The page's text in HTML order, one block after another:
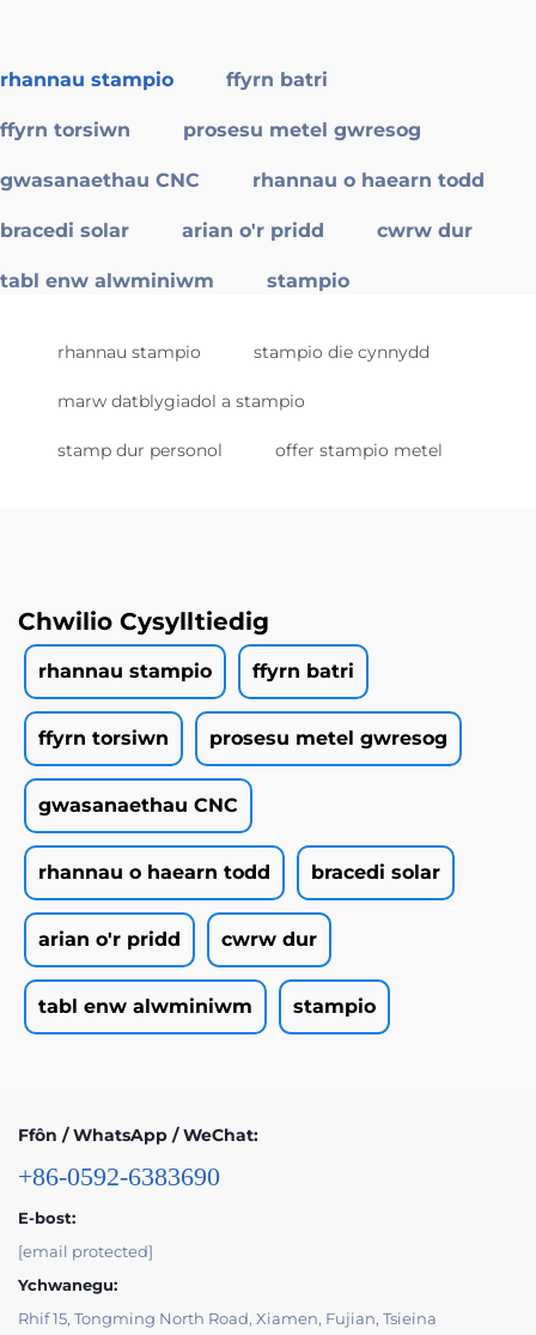
rhannau stampio ffyrn batri
ffyrn torsiwn prosesu metel gwresog
gwasanaethau CNC rhannau o haearn todd
bracedi solar arian o'r pridd cwrw dur
tabl enw alwminiwm stampio
rhannau stampio stampio die cynnydd
marw datblygiadol a stampio
stamp dur personol offer stampio metel
Chwilio Cysylltiedig
rhannau stampio ffyrn batri
ffyrn torsiwn prosesu metel gwresog
gwasanaethau CNC
rhannau o haearn todd bracedi solar
arian o'r pridd cwrw dur
tabl enw alwminiwm stampio
Ffôn / WhatsApp / WeChat:
+86-0592-6383690
E-bost:
[email protected]
Ychwanegu:
Rhif 15, Tongming North Road, Xiamen, Fujian, Tsieina